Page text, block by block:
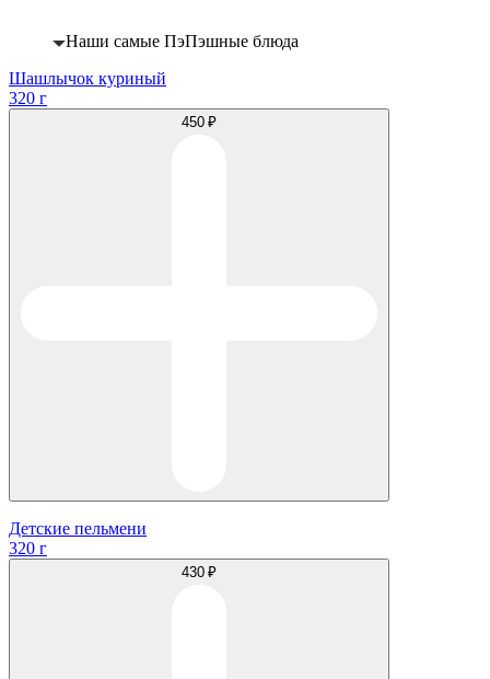
Наши самые ПэПэшные блюда
Шашлычок куриный
320 г
450 ₽
Детские пельмени
320 г
430 ₽